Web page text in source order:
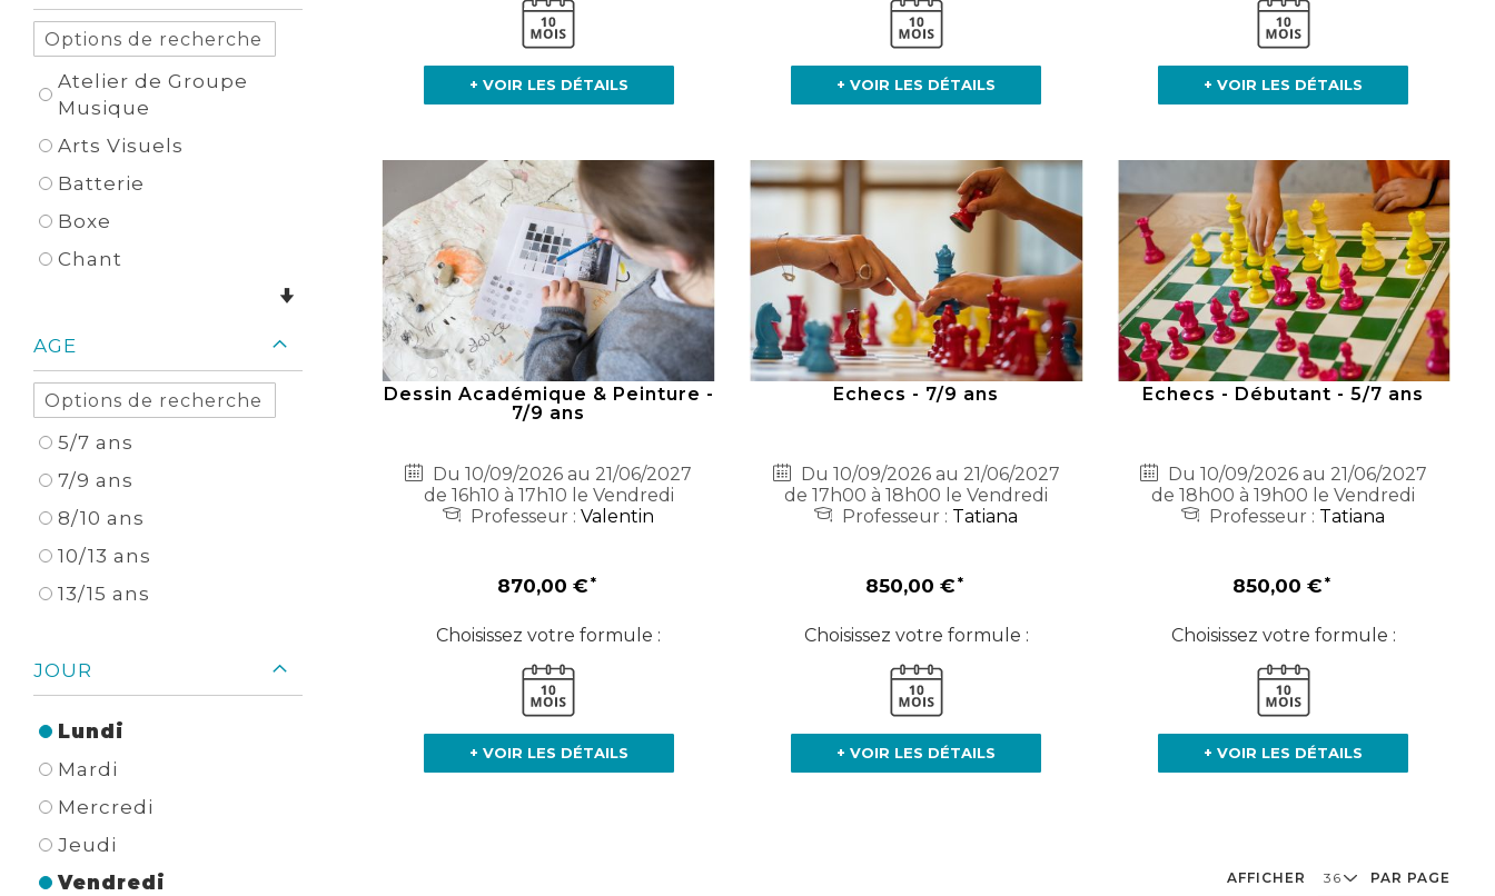
+ VOIR LES DÉTAILS + VOIR LES DÉTAILS + VOIR LES DÉTAILS
Dessin Académique & Peinture -
7/9 ans
Du 10/09/2026 au 21/06/2027
de 16h10 à 17h10 le Vendredi
Professeur :Valentin
870,00 €
Choisissez votre formule :
+ VOIR LES DÉTAILS
Echecs - 7/9 ans
Du 10/09/2026 au 21/06/2027
de 17h00 à 18h00 le Vendredi
Professeur : Tatiana
850,00 €
Choisissez votre formule :
+ VOIR LES DÉTAILS
Echecs - Débutant - 5/7 ans
Du 10/09/2026 au 21/06/2027
de 18h00 à 19h00 le Vendredi
Professeur : Tatiana
850,00 €
Choisissez votre formule :
+ VOIR LES DÉTAILS
AFFICHER PAR PAGE
Atelier de Groupe
Musique
Arts Visuels
Batterie
Boxe
Chant
AGE
5/7 ans
7/9 ans
8/10 ans
10/13 ans
13/15 ans
JOUR
Lundi
Mardi
Mercredi
Jeudi
Vendredi